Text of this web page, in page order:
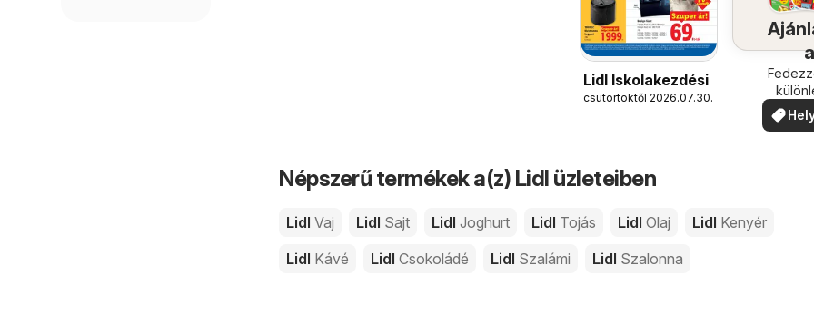
Lidl Iskolakezdési
csütörtöktől 2026.07.30.
a
Népszerű termékek a(z) Lidl üzleteiben
Lidl Vaj Lidl Sajt Lidl Joghurt Lidl Tojás Lidl Olaj Lidl Kenyér
Lidl Kávé Lidl Csokoládé Lidl Szalámi Lidl Szalonna